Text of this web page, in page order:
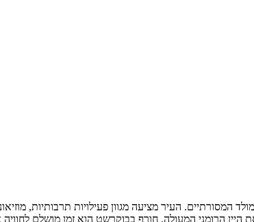
העיר מציעה מגוון פעילויות תרבותיות,
הרומני המעולה. חורף בבוקרשט הוא זמן מושלם